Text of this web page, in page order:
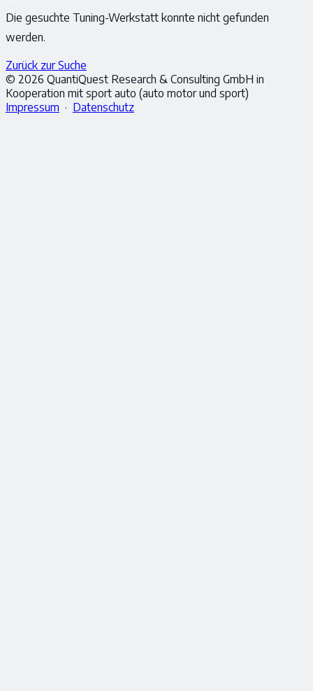
Die gesuchte Tuning-Werkstatt konnte nicht gefunden
werden.
Zurück zur Suche
© 2026 QuantiQuest Research & Consulting GmbH in
Kooperation mit sport auto (auto motor und sport)
Impressum · Datenschutz